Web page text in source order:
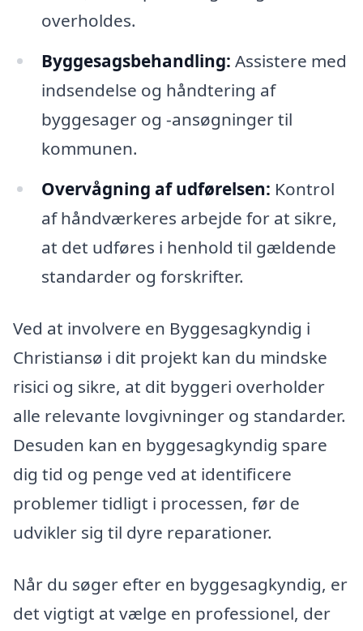
overholdes.
Byggesagsbehandling: Assistere med
indsendelse og håndtering af
byggesager og -ansøgninger til
kommunen.
Overvågning af udførelsen: Kontrol
af håndværkeres arbejde for at sikre,
at det udføres i henhold til gældende
standarder og forskrifter.
Ved at involvere en Byggesagkyndig i
Christiansø i dit projekt kan du mindske
risici og sikre, at dit byggeri overholder
alle relevante lovgivninger og standarder.
Desuden kan en byggesagkyndig spare
dig tid og penge ved at identificere
problemer tidligt i processen, før de
udvikler sig til dyre reparationer.
Når du søger efter en byggesagkyndig, er
det vigtigt at vælge en professionel, der